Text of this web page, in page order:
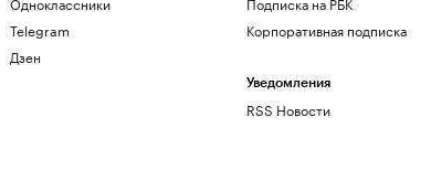
Telegram
Дзен
Корпоративная подписка
Уведомления
RSS Новости